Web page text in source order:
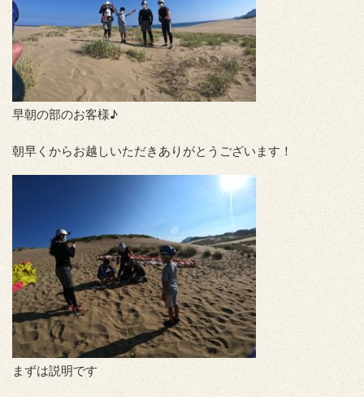
早朝の部のお客様♪
朝早くからお越しいただきありがとうございます！
まずは説明です